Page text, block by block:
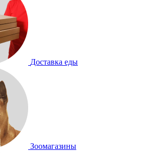
Доставка еды
Зоомагазины